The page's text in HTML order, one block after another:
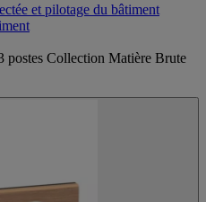
et pilotage du bâtiment
postes Collection Matière Brute